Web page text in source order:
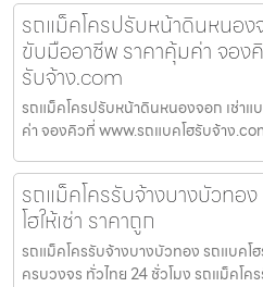
รถแม็คโครปรับหน้าดินหนอง
ขับมืออาชีพ ราคาคุ้มค่า จอง
รับจ้าง.com
รถแม็คโครปรับหน้าดินหนองจอก เช่า
ค่า จองคิวที่ www.รถแบคโฮรับจ้าง
รถแม็คโครรับจ้างบางบัวทอ
โฮให้เช่า ราคาถูก
รถแม็คโครรับจ้างบางบัวทอง รถแบคโฮ
ครบวงจร ทั่วไทย 24 ชั่วโมง รถแม็คโ